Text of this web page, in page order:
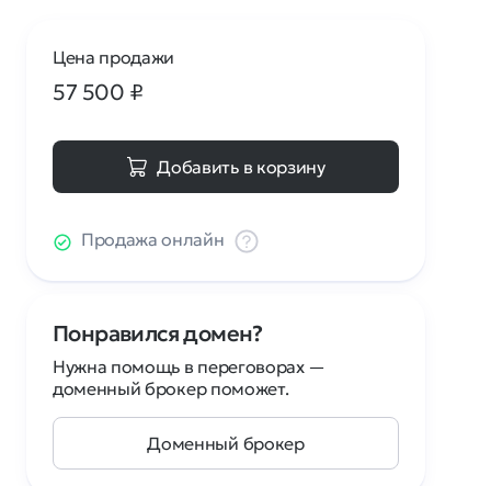
Цена продажи
57 500 ₽
Добавить в корзину
Продажа онлайн
Понравился домен?
Нужна помощь в переговорах —
доменный брокер поможет.
Доменный брокер